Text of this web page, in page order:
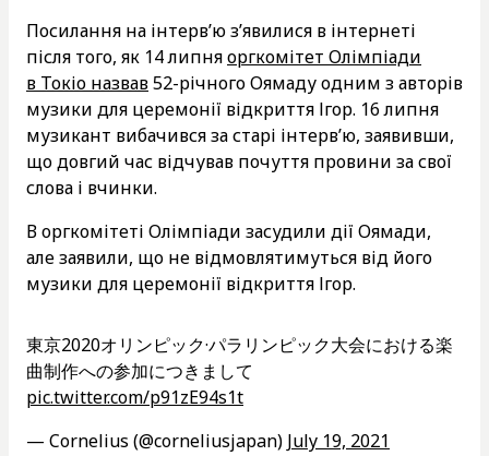
Посилання на інтерв’ю з’явилися в інтернеті
після того, як 14 липняоргкомітет Олімпіади
в Токіо назвав52-річного Оямаду одним з авторів
музики для церемонії відкриття Ігор. 16 липня
музикант вибачився за старі інтерв’ю, заявивши,
що довгий час відчував почуття провини за свої
слова і вчинки.
В оргкомітеті Олімпіади засудили дії Оямади,
але заявили, що не відмовлятимуться від його
музики для церемонії відкриття Ігор.
東京2020オリンピック·パラリンピック大会における楽
曲制作への参加につきまして
pic.twitter.com/p91zE94s1t
— Cornelius (@corneliusjapan) July 19, 2021